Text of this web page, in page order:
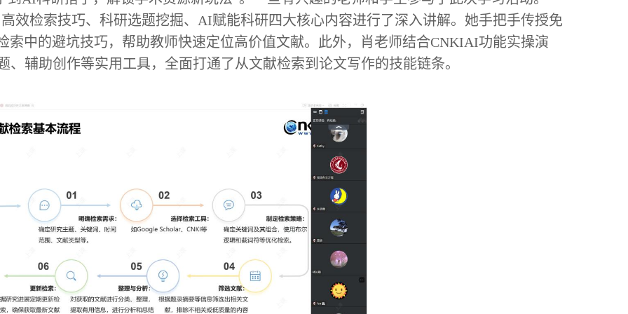
效检索技巧、科研选题挖掘、AI赋能科研四大核心内容进行了深入讲解。她手把手传授免
索中的避坑技巧，帮助教师快速定位高价值文献。此外，肖老师结合CNKIAI功能实操演
辅助创作等实用工具，全面打通了从文献检索到论文写作的技能链条。